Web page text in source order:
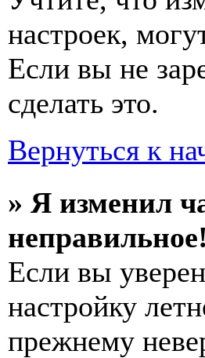
настроек,
Если вы не
сделать это.
Вернуться к
» Я изменил
неправильное!
Если вы
настройку
прежнему